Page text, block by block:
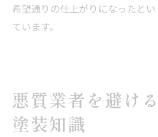
希望通りの仕上がりになったと
ています。
悪質業者を避け
塗装知識